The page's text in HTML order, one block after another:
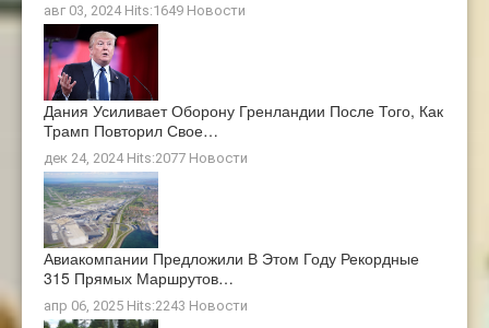
авг 03, 2024 Hits:1649 Новости
Дания Усиливает Оборону Гренландии После Того, Как
Трамп Повторил Свое…
дек 24, 2024 Hits:2077 Новости
Авиакомпании Предложили В Этом Году Рекордные
315 Прямых Маршрутов…
апр 06, 2025 Hits:2243 Новости